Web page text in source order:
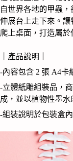
Stag
Beetle
數
量
自世界各地的甲蟲
伸展台上走下來。讓
爬上桌面，打造屬於
｜產品說明｜
-內容包含 2 張 A4卡
-立體紙雕組裝品，
成，並以植物性墨水
-組裝說明於包裝盒內